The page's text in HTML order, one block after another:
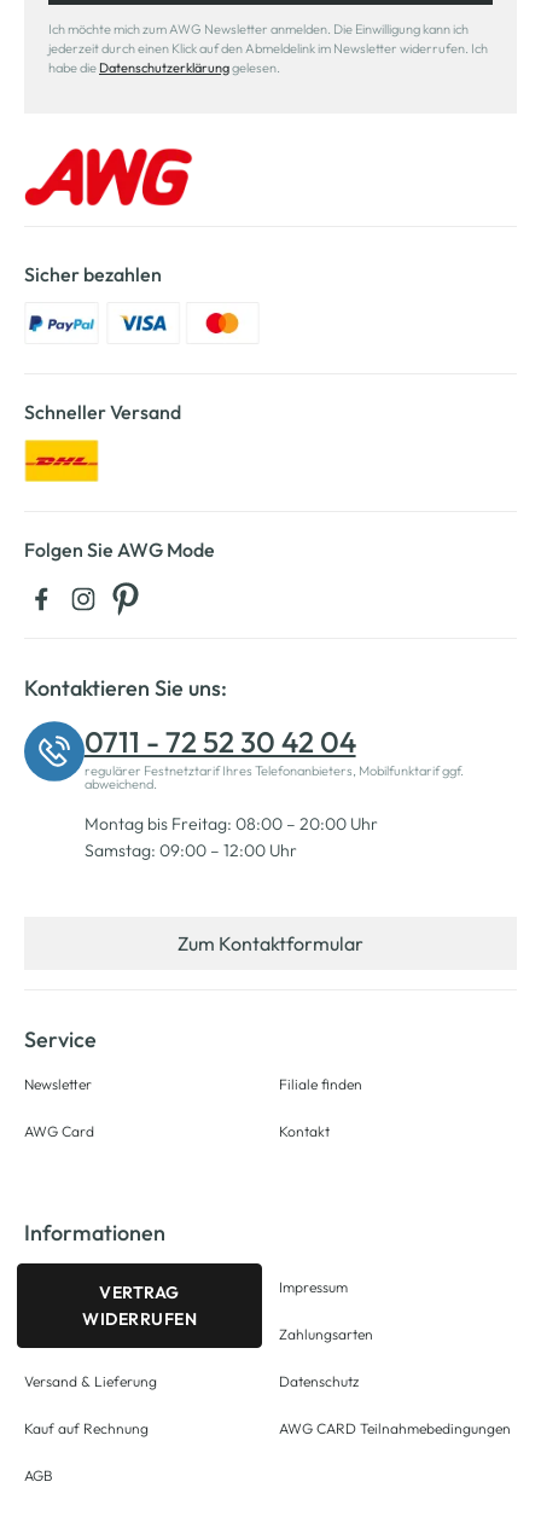
Ich möchte mich zum AWG Newsletter anmelden. Die Einwilligung kann ich
jederzeit durch einen Klick auf den Abmeldelink im Newsletter widerrufen. Ich
habe die Datenschutzerklärunggelesen.
Sicher bezahlen
Schneller Versand
Folgen Sie AWG Mode
Kontaktieren Sie uns:
0711 - 72 52 30 42 04
regulärer Festnetztarif Ihres Telefonanbieters, Mobilfunktarif ggf.
abweichend.
Montag bis Freitag: 08:00 – 20:00 Uhr
Samstag: 09:00 – 12:00 Uhr
Zum Kontaktformular
Service
Newsletter
AWG Card
Filiale finden
Kontakt
Informationen
VERTRAG
WIDERRUFEN
Versand & Lieferung
Kauf auf Rechnung
AGB
Impressum
Zahlungsarten
Datenschutz
AWG CARD Teilnahmebedingungen